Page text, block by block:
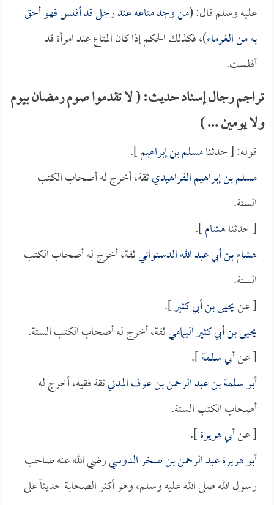
عليه وسلم قال: (من وجد متاعه عند رجل قد أفلس فهو أحق
به من الغرماء)، فكذلك الحكم إذا كان المتاع عند امرأة قد
أفلست.
تراجم رجال إسناد حديث: ( لا تقدموا صوم رمضان بيوم
ولا يومين ... )
قوله: [ حدثنامسلم بن إبراهيم].
مسلم بن إبراهيم الفراهيديثقة، أخرج له أصحاب الكتب
الستة.
[ حدثناهشام].
هشام بن أبي عبد الله الدستوائيثقة، أخرج له أصحاب الكتب
الستة.
[ عنيحيى بن أبي كثير].
يحيى بن أبي كثير اليماميثقة، أخرج له أصحاب الكتب الستة.
[ عنأبي سلمة].
أبو سلمة بن عبد الرحمن بن عوف المدنيثقة فقيه، أخرج له
أصحاب الكتب الستة.
[ عنأبي هريرة].
أبو هريرة عبد الرحمن بن صخر الدوسيرضي الله عنه صاحب
رسول الله صلى الله عليه وسلم، وهو أكثر الصحابة حديثاً على